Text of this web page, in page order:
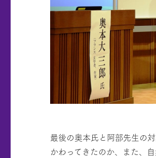
最後の奥本氏と阿部先生の
かわってきたのか、また、